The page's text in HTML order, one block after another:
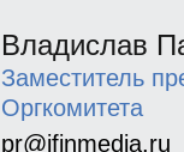
Владислав
Заместитель
Оргкомитета
pr@ifinmedia.ru